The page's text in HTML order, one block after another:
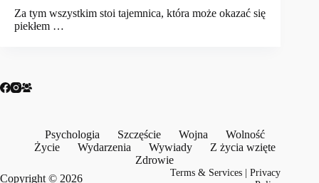
Za tym wszystkim stoi tajemnica, która może okazać się
piekłem …
Psychologia Szczęście Wojna
Wolność
Życie
Wydarzenia Wywiady
Z życia wzięte
Zdrowie
Copyright © 2026
Terms & Services |Privacy